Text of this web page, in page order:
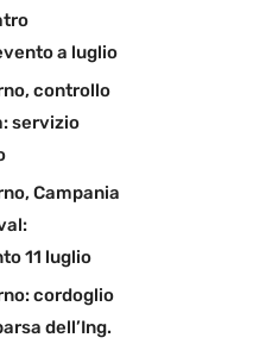
a luglio
controllo
servizio
Campania
11 luglio
cordoglio
dell’Ing.